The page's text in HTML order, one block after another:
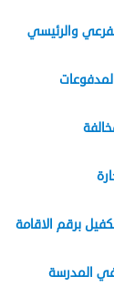
والرئيسي
برقم الاقامة
المدرسة